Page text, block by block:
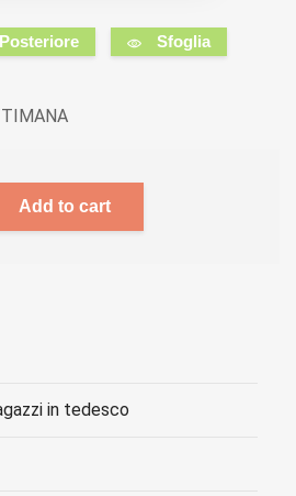
Sfoglia
Add to cart
in tedesco